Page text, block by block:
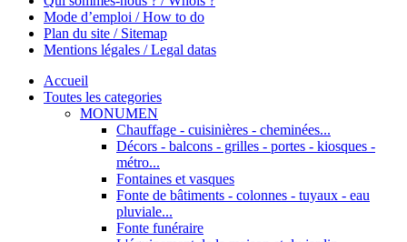
Mode d’emploi / How to do
Plan du site / Sitemap
Mentions légales / Legal datas
Accueil
Toutes les categories
MONUMEN
Chauffage - cuisinières - cheminées...
Décors - balcons - grilles - portes - kiosques -
métro...
Fontaines et vasques
Fonte de bâtiments - colonnes - tuyaux - eau
pluviale...
Fonte funéraire